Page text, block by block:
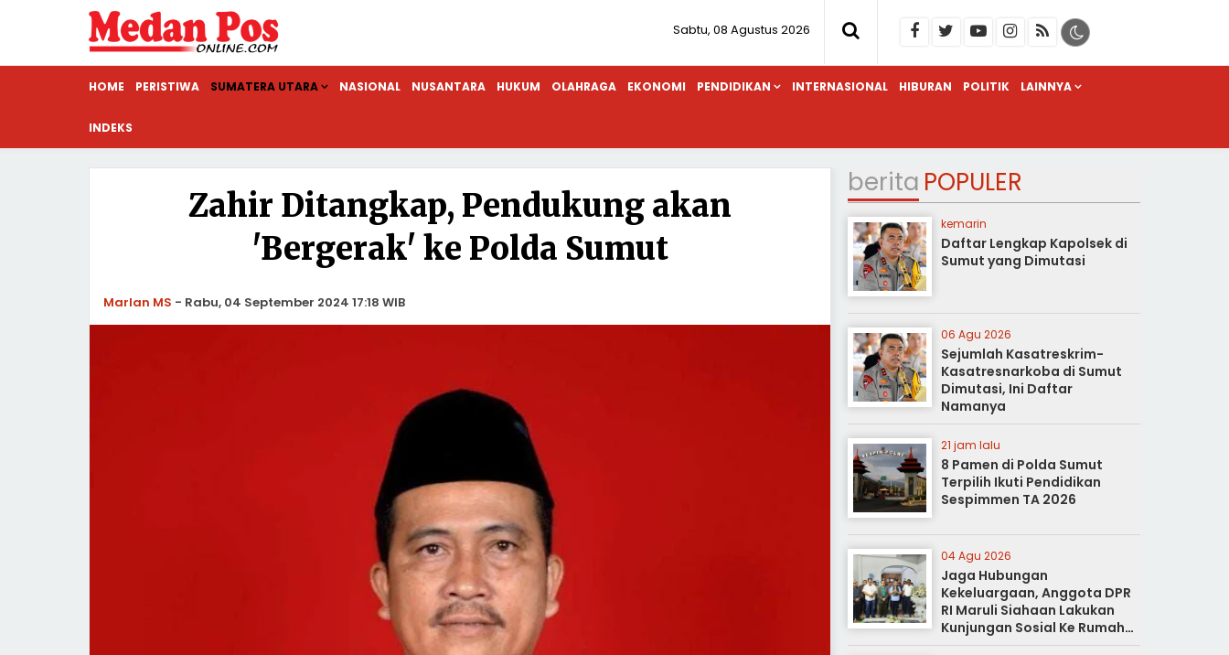
Sabtu, 08 Agustus 2026
HOME PERISTIWA SUMATERA UTARA NASIONAL NUSANTARA HUKUM OLAHRAGA EKONOMI PENDIDIKAN INTERNASIONAL HIBURAN POLITIK LAINNYA
INDEKS
Zahir Ditangkap, Pendukung akan
'Bergerak' ke Polda Sumut
Marlan MS - Rabu, 04 September 2024 17:18 WIB
berita POPULER
kemarin
Daftar Lengkap Kapolsek di
Sumut yang Dimutasi
06 Agu 2026
Sejumlah Kasatreskrim-
Kasatresnarkoba di Sumut
Dimutasi, Ini Daftar
Namanya
21 jam lalu
8 Pamen di Polda Sumut
Terpilih Ikuti Pendidikan
Sespimmen TA 2026
04 Agu 2026
Jaga Hubungan
Kekeluargaan, Anggota DPR
RI Maruli Siahaan Lakukan
Kunjungan Sosial Ke Rumah
Duka